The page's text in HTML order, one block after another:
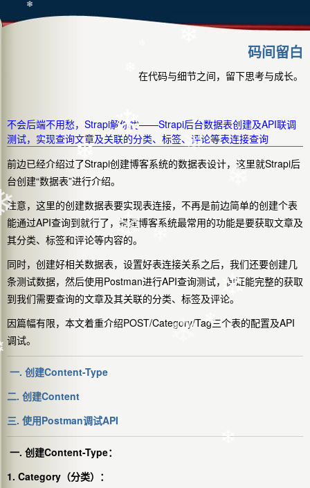
码间留白
在代码与细节之间，留下思考与成长。
不会后端不用愁，Strapi解你忧——Strapi后台数据表创建及API联调
测试，实现查询文章及关联的分类、标签、评论等表连接查询
前边已经介绍过了Strapi创建博客系统的数据表设计，这里就Strapi后
台创建“数据表”进行介绍。
注意，这里的创建数据表要实现表连接，不再是前边简单的创建个表
能通过API查询到就行了，搭建博客系统最常用的功能是要获取文章及
其分类、标签和评论等内容的。
同时，创建好相关数据表，设置好表连接关系之后，我们还要创建几
条测试数据，然后使用Postman进行API查询测试，保证能完整的获取
到我们需要查询的文章及其关联的分类、标签及评论。
因篇幅有限，本文着重介绍POST/Category/Tag三个表的配置及API
调试。
一. 创建Content-Type
二. 创建Content
三. 使用Postman调试API
一. 创建Content-Type：
1. Category（分类）：
❄
❄
❄
❄
❄ ❄
❄
❄
❄